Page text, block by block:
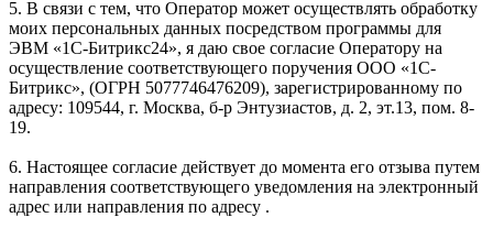
5. В связи с тем, что Оператор может осуществлять обработку
моих персональных данных посредством программы для
ЭВМ «1С-Битрикс24», я даю свое согласие Оператору на
осуществление соответствующего поручения ООО «1С-
Битрикс», (ОГРН 5077746476209), зарегистрированному по
адресу: 109544, г. Москва, б-р Энтузиастов, д. 2, эт.13, пом. 8-
19.
6. Настоящее согласие действует до момента его отзыва путем
направления соответствующего уведомления на электронный
адрес или направления по адресу .